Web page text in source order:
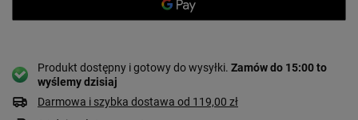
Produkt dostępny i gotowy do wysyłki Zamów do 15:00 to
wyślemy dzisiaj
Darmowa i szybka dostawa od 119,00 zł